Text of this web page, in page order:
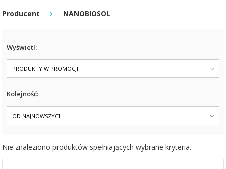
Producent › NANOBIOSOL
Wyświetl:
PRODUKTY W PROMOCJI
Kolejność:
OD NAJNOWSZYCH
Nie znaleziono produktów spełniających wybrane kryteria.